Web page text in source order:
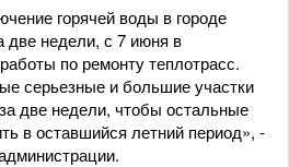
горячей воды в городе
две недели, с 7 июня в
по ремонту теплотрасс.
серьезные и большие участки
две недели, чтобы остальные
в оставшийся летний период», -